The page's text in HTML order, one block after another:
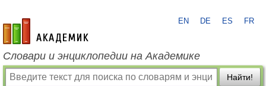
academic.ru
EN DE ES FR
Словари и энциклопедии на Академике
Найти!